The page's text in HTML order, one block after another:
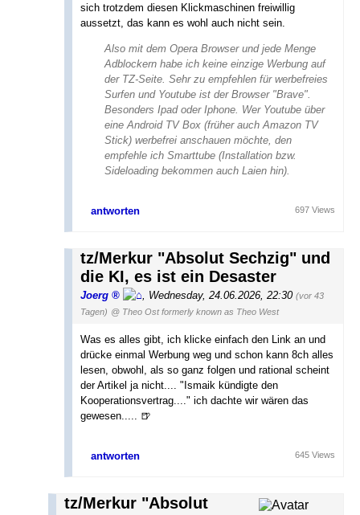
sich trotzdem diesen Klickmaschinen freiwillig
aussetzt, das kann es wohl auch nicht sein.
Also mit dem Opera Browser und jede Menge
Adblockern habe ich keine einzige Werbung auf
der TZ-Seite. Sehr zu empfehlen für werbefreies
Surfen und Youtube ist der Browser "Brave".
Besonders Ipad oder Iphone. Wer Youtube über
eine Android TV Box (früher auch Amazon TV
Stick) werbefrei anschauen möchte, den
empfehle ich Smarttube (Installation bzw.
Sideloading bekommen auch Laien hin).
antworten 697 Views
tz/Merkur "Absolut Sechzig" und
die KI, es ist ein Desaster
Joerg , Wednesday, 24.06.2026, 22:30 (vor 43
Tagen) @ Theo Ost formerly known as Theo West
Was es alles gibt, ich klicke einfach den Link an und
drücke einmal Werbung weg und schon kann 8ch alles
lesen, obwohl, als so ganz folgen und rational scheint
der Artikel ja nicht.... "Ismaik kündigte den
Kooperationsvertrag...." ich dachte wir wären das
gewesen..... 🍺
antworten 645 Views
tz/Merkur "Absolut